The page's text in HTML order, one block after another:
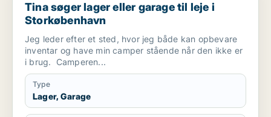
Tina søger lager eller garage til leje i
Storkøbenhavn
Jeg leder efter et sted, hvor jeg både kan opbevare
inventar og have min camper stående når den ikke er
i brug. Camperen...
Type
Lager, Garage